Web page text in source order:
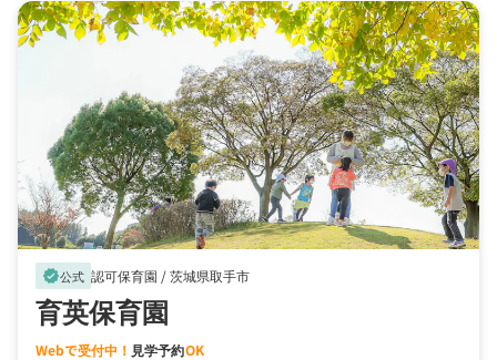
verified公式 認可保育園 /茨城県取手市
育英保育園
Webで受付中！ 見学予約OK